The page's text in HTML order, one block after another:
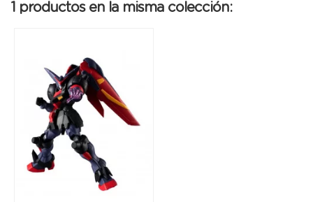
1 productos en la misma colección: